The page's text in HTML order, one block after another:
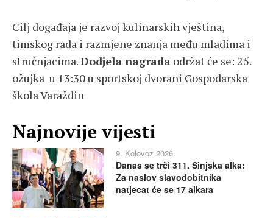
Cilj događaja je razvoj kulinarskih vještina,
timskog rada i razmjene znanja među mladima i
stručnjacima.Dodjela nagrada održat će se: 25.
ožujka u 13:30 u sportskoj dvorani Gospodarska
škola Varaždin
Najnovije vijesti
9. Kolovoz 2026.
Danas se trči 311. Sinjska alka:
Za naslov slavodobitnika
natjecat će se 17 alkara